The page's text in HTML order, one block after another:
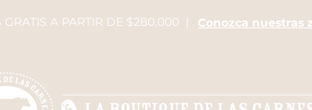
GRATIS A PARTIR DE $280.000 | Conozca nuestras